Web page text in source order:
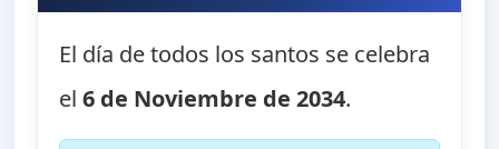
El día de todos los santos se celebra
el6 de Noviembre de 2034.